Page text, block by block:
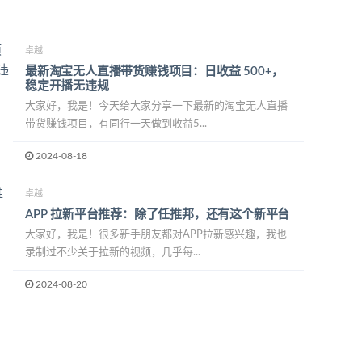
卓越
最新淘宝无人直播带货赚钱项目：日收益 500+，
稳定开播无违规
大家好，我是！今天给大家分享一下最新的淘宝无人直播
带货赚钱项目，有同行一天做到收益5...
2024-08-18
卓越
APP 拉新平台推荐：除了任推邦，还有这个新平台
大家好，我是！很多新手朋友都对APP拉新感兴趣，我也
录制过不少关于拉新的视频，几乎每...
2024-08-20